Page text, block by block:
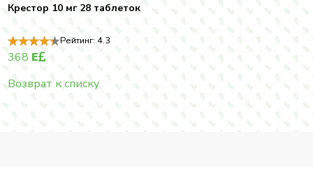
Крестор 10 мг 28 таблеток
Рейтинг: 4.3
368E
Возврат к списку